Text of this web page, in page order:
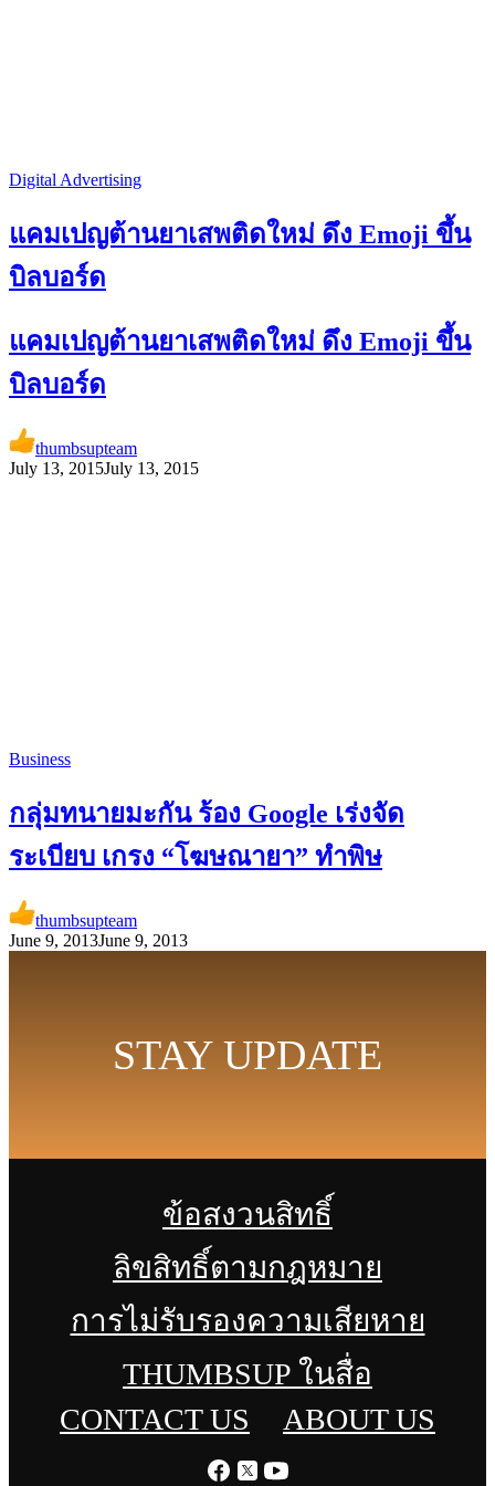
Digital Advertising
แคมเปญต้านยาเสพติดใหม่ ดึง Emoji ขึ้น
บิลบอร์ด
แคมเปญต้านยาเสพติดใหม่ ดึง Emoji ขึ้น
บิลบอร์ด
thumbsupteam
July 13, 2015July 13, 2015
Business
กลุ่มทนายมะกัน ร้อง Google เร่งจัด
ระเบียบ เกรง “โฆษณายา” ทำพิษ
thumbsupteam
June 9, 2013June 9, 2013
STAY UPDATE
ข้อสงวนสิทธิ์
ลิขสิทธิ์ตามกฎหมาย
การไม่รับรองความเสียหาย
THUMBSUP ในสื่อ
CONTACT US
ABOUT US